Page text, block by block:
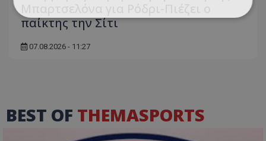
παίκτης την Σίτι
07.08.2026 - 11:27
BEST OF THEMASPORTS